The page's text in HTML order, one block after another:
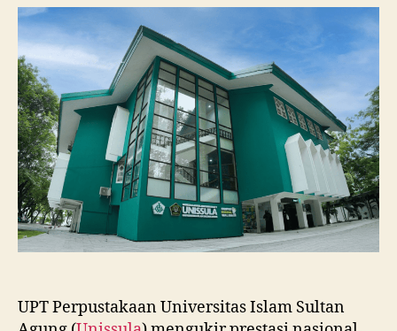
Terpilih
Rumah
KPDI
XIX
Tahun
2028
UPT Perpustakaan Universitas Islam Sultan